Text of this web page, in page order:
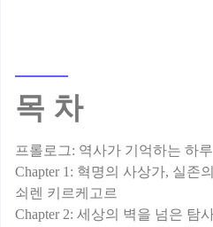
목 차
프롤로그: 역사가 기억하는 하루
Chapter 1: 혁명의 사상가, 실존
쇠렌 키르케고르
Chapter 2: 세상의 벽을 넘은 탐